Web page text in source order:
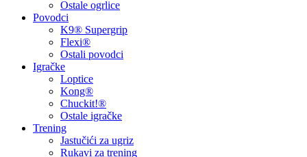
Ostale ogrlice
Povodci
K9® Supergrip
Flexi®
Ostali povodci
Igračke
Loptice
Kong®
Chuckit!®
Ostale igračke
Trening
Jastučići za ugriz
Rukavi za trening